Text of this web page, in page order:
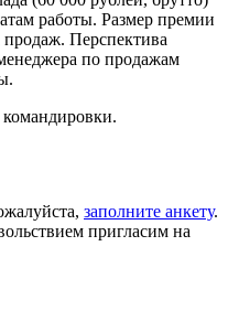
работы. Размер премии
продаж. Перспектива
по продажам
заполните анкету.
пригласим на